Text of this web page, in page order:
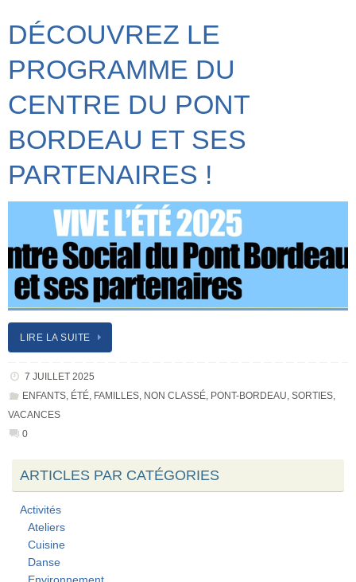
DÉCOUVREZ LE
PROGRAMME DU
CENTRE DU PONT
BORDEAU ET SES
PARTENAIRES !
LIRE LA SUITE
7 JUILLET 2025
ENFANTS, ÉTÉ, FAMILLES, NON CLASSÉ, PONT-BORDEAU SORTIES,
VACANCES
0
ARTICLES PAR CATÉGORIES
Activités
Ateliers
Cuisine
Danse